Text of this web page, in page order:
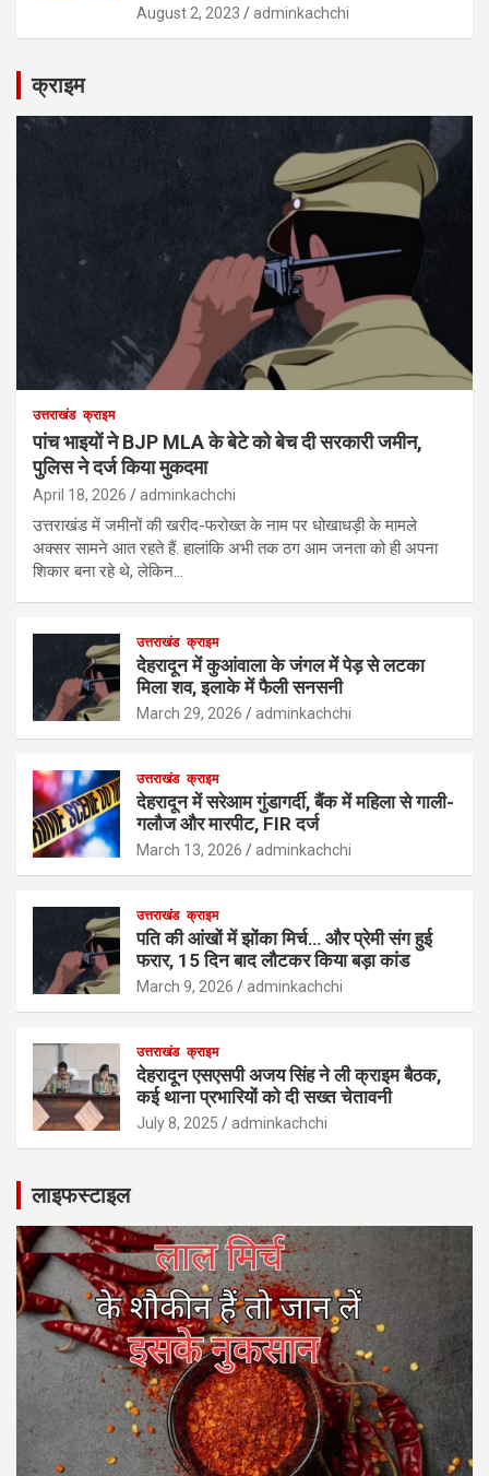
August 2, 2023 adminkachchi
क्राइम
उत्तराखंड क्राइम
पांच भाइयों ने BJP MLA के बेटे को बेच दी सरकारी जमीन,
पुलिस ने दर्ज किया मुकदमा
April 18, 2026 adminkachchi
उत्तराखंड में जमीनों की खरीद-फरोख्त के नाम पर धोखाधड़ी के मामले
अक्सर सामने आत रहते हैं. हालांकि अभी तक ठग आम जनता को ही अपना
शिकार बना रहे थे, लेकिन…
उत्तराखंड क्राइम
देहरादून में कुआंवाला के जंगल में पेड़ से लटका
मिला शव, इलाके में फैली सनसनी
March 29, 2026 adminkachchi
उत्तराखंड क्राइम
देहरादून में सरेआम गुंडागर्दी, बैंक में महिला से गाली-
गलौज और मारपीट, FIR दर्ज
March 13, 2026 adminkachchi
उत्तराखंड क्राइम
पति की आंखों में झोंका मिर्च… और प्रेमी संग हुई
फरार, 15 दिन बाद लौटकर किया बड़ा कांड
March 9, 2026 adminkachchi
उत्तराखंड क्राइम
देहरादून एसएसपी अजय सिंह ने ली क्राइम बैठक,
कई थाना प्रभारियों को दी सख्त चेतावनी
July 8, 2025 adminkachchi
लाइफस्टाइल